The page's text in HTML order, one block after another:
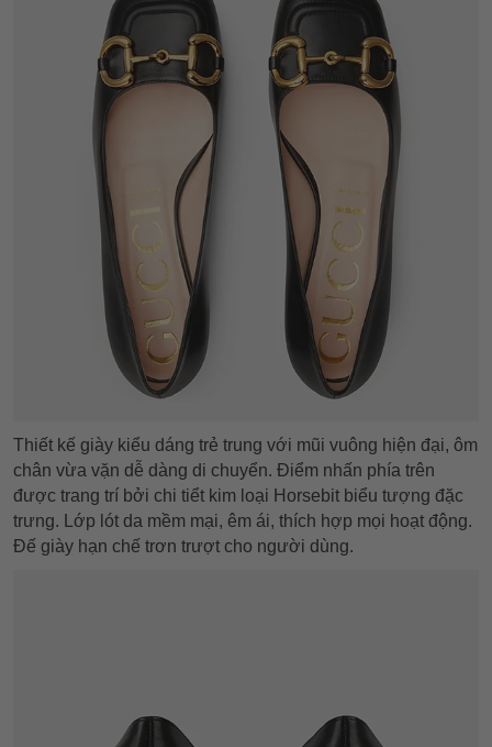
Thiết kế giày kiểu dáng trẻ trung với mũi vuông hiện đại, ôm
chân vừa vặn dễ dàng di chuyển. Điểm nhấn phía trên
được trang trí bởi chi tiểt kim loại Horsebit biểu tượng đặc
trưng. Lớp lót da mềm mại, êm ái, thích hợp mọi hoạt động.
Đế giày hạn chế trơn trượt cho người dùng.